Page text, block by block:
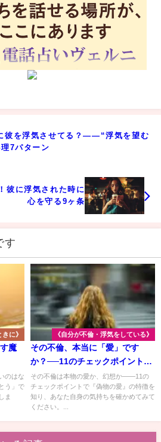
彼を浮気させてる？――“浮気を望む
7パターン
彼に浮気された時に
心を守る9ヶ条
す
に》
魔
のはな
う」で
ま
《自分が不倫・浮気をしている》
その不倫、本当に「愛」です
か？──11のチェックポイントで
見えてくる真実
その不倫は本物の愛か、幻想か――11の
チェックポイントで『偽物の愛』の特徴を
知り、あなた自身の気持ちを確かめてみて
ください。...